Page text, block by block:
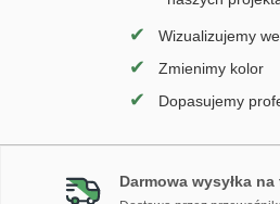
✔ Wizualizujemy
✔ Zmienimy kolor
✔ Dopasujemy
Darmowa wysyłka